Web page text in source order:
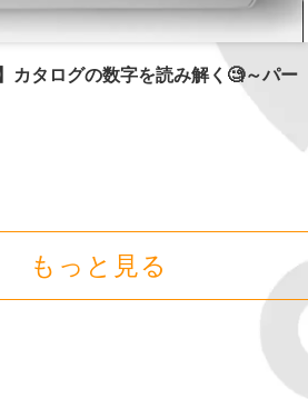
カタログの数字を読み解く🧐～パー
もっと見る